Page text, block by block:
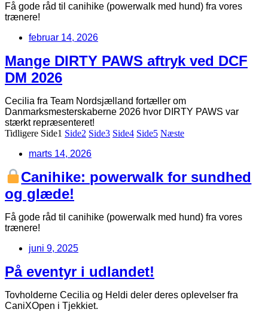
Få gode råd til canihike (powerwalk med hund) fra vores
trænere!
februar 14, 2026
Mange DIRTY PAWS aftryk ved DCF
DM 2026
Cecilia fra Team Nordsjælland fortæller om
Danmarksmesterskaberne 2026 hvor DIRTY PAWS var
stærkt repræsenteret!
Tidligere Side1 Side2 Side3 Side4 Side5 Næste
marts 14, 2026
Canihike: powerwalk for sundhed
og glæde!
Få gode råd til canihike (powerwalk med hund) fra vores
trænere!
juni 9, 2025
På eventyr i udlandet!
Tovholderne Cecilia og Heldi deler deres oplevelser fra
CaniXOpen i Tjekkiet.